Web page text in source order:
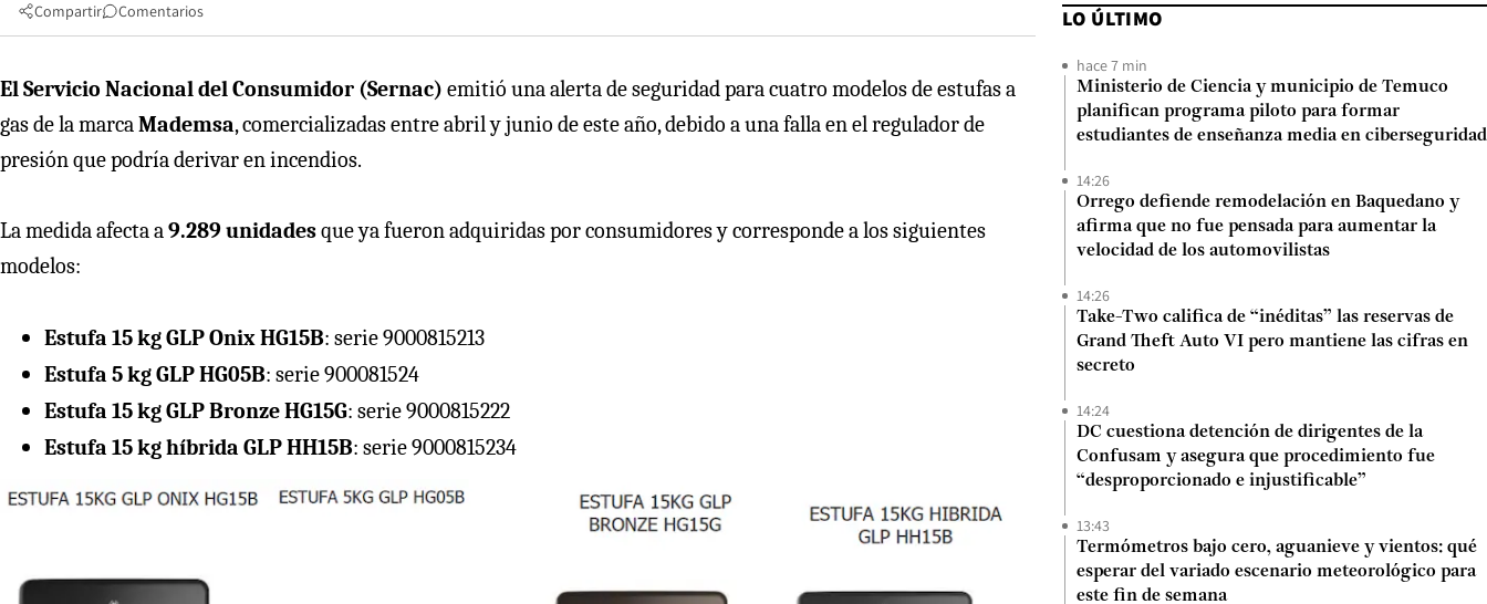
Compartir Comentarios
El Servicio Nacional del Consumidor (Sernac) emitió una alerta de seguridad para cuatro modelos de estufas a
gas de la marcaMademsa, comercializadas entre abril y junio de este año, debido a una falla en el regulador de
presión que podría derivar en incendios.
La medida afecta a9.289 unidadesque ya fueron adquiridas por consumidores y corresponde a los siguientes
modelos:
Estufa 15 kg GLP Onix HG15B: serie 9000815213
Estufa 5 kg GLP HG05B: serie 900081524
Estufa 15 kg GLP Bronze HG15G: serie 9000815222
Estufa 15 kg híbrida GLP HH15B: serie 9000815234
LO ÚLTIMO
hace 7 min
Ministerio de Ciencia y municipio de Temuco
planifican programa piloto para formar
estudiantes de enseñanza media en ciberseguridad
14:26
Orrego defiende remodelación en Baquedano y
afirma que no fue pensada para aumentar la
velocidad de los automovilistas
14:26
Take-Two califica de “inéditas” las reservas de
Grand Theft Auto VI pero mantiene las cifras en
secreto
14:24
DC cuestiona detención de dirigentes de la
Confusam y asegura que procedimiento fue
“desproporcionado e injustificable”
13:43
Termómetros bajo cero, aguanieve y vientos: qué
esperar del variado escenario meteorológico para
este fin de semana